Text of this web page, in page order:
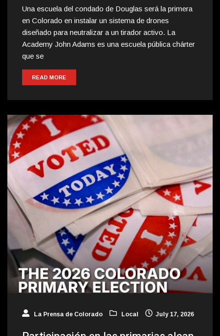
Una escuela del condado de Douglas será la primera
en Colorado en instalar un sistema de drones
diseñado para neutralizar a un tirador activo. La
Academy John Adams es una escuela pública chárter
que se
READ MORE
La Prensa de Colorado Local July 17, 2026